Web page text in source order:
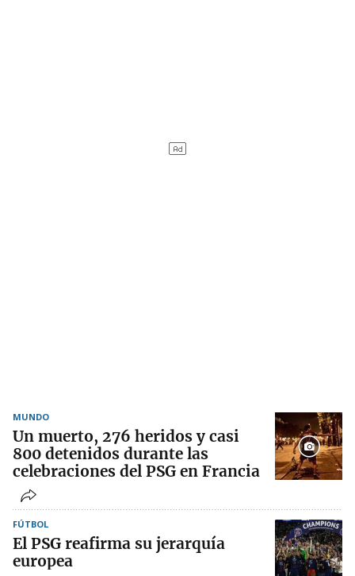
MUNDO
Un muerto, 276 heridos y casi
800 detenidos durante las
celebraciones del PSG en Francia
FÚTBOL
El PSG reafirma su jerarquía
europea